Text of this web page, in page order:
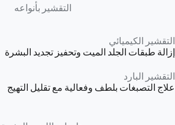
التقشير بأنواعه
التقشير الكيميائي
إزالة طبقات الجلد الميت وتحفيز تجديد البشرة
التقشير البارد
علاج التصبغات بلطف وفعالية مع تقليل التهيج